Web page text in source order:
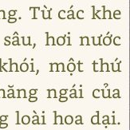
Từ các khe
hơi nước
một thứ
ngái của
loài hoa dại.